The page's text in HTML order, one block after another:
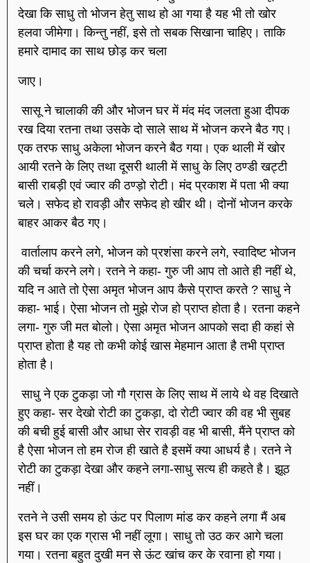
देखा कि साधु तो भोजन हेतु साथ हो आ गया है यह भी तो खोर
हलवा जीमेगा। किन्तु नहीं, इसे तो सबक सिखाना चाहिए। ताकि
हमारे दामाद का साथ छोड़ कर चला
जाए।
सासू ने चालाकी की और भोजन घर में मंद मंद जलता हुआ दीपक
रख दिया रतना तथा उसके दो साले साथ में भोजन करने बैठ गए।
एक तरफ साधु अकेला भोजन करने बैठ गया। एक थाली में खोर
आयी रतने के लिए तथा दूसरी थाली में साधु के लिए ठण्डी खट्टी
बासी राबड़ी एवं ज्वार की ठण्ड़ो रोटी। मंद प्रकाश में पता भी क्या
चले। सफेद हो रावड़ी और सफेद हो खीर थी। दोनों भोजन करके
बाहर आकर बैठ गए।
वार्तालाप करने लगे, भोजन को प्रशंसा करने लगे, स्वादिष्ट भोजन
की चर्चा करने लगे। रतने ने कहा- गुरु जी आप तो आते ही नहीं थे,
यदि न आते तो ऐसा अमृत भोजन आप कैसे प्राप्त करते ? साधु ने
कहा- भाई। ऐसा भोजन तो मुझे रोज हो प्राप्त होता है। रतना कहने
लगा- गुरु जी मत बोलो। ऐसा अमृत भोजन आपको सदा ही कहां से
प्राप्त होता है यह तो कभी कोई खास मेहमान आता है तभी प्राप्त
होता है।
साधु ने एक टुकड़ा जो गौ ग्रास के लिए साथ में लाये थे वह दिखाते
हुए कहा- सर देखो रोटी का टुकड़ा, दो रोटी ज्वार की वह भी सुबह
की बची हुई बासी और आधा सेर रावड़ी वह भी बासी, मैंने प्राप्त को
है ऐसा भोजन तो हम रोज ही खाते है इसमें क्या आधर्य है। रतने ने
रोटी का टुकड़ा देखा और कहने लगा-साधु सत्य ही कहते है। झूठ
नहीं।
रतने ने उसी समय हो ऊंट पर पिलाण मांड कर कहने लगा मैं अब
इस घर का एक ग्रास भी नहीं लूगा। साधु तो उठ कर आगे चला
गया। रतना बहुत दुखी मन से ऊंट खांच कर के रवाना हो गया।